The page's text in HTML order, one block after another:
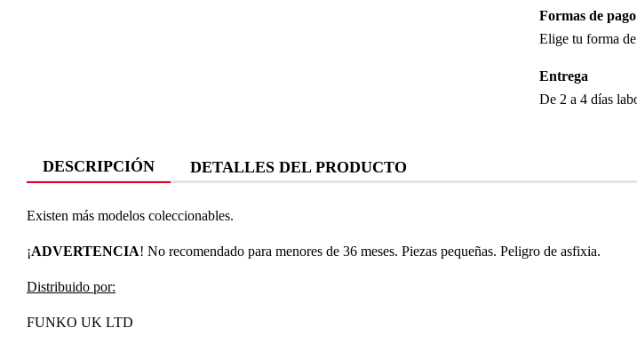
Formas de pago
Elige tu forma
Entrega
De 2 a 4 días
DESCRIPCIÓN DETALLES DEL PRODUCTO
Existen más modelos coleccionables.
¡ADVERTENCIA! No recomendado para menores de 36 meses. Piezas pequeñas. Peligro de asfixia.
Distribuido por:
FUNKO UK LTD